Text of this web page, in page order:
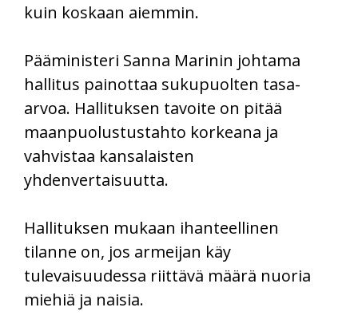
kuin koskaan aiemmin.
Pääministeri Sanna Marinin johtama
hallitus painottaa sukupuolten tasa-
arvoa. Hallituksen tavoite on pitää
maanpuolustustahto korkeana ja
vahvistaa kansalaisten
yhdenvertaisuutta.
Hallituksen mukaan ihanteellinen
tilanne on, jos armeijan käy
tulevaisuudessa riittävä määrä nuoria
miehiä ja naisia.